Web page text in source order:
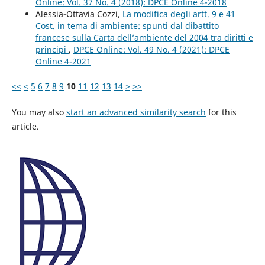
Alessia-Ottavia Cozzi, La modifica degli artt. 9 e 41
Cost. in tema di ambiente: spunti dal dibattito
francese sulla Carta dell’ambiente del 2004 tra diritti e
principi , DPCE Online: Vol. 49 No. 4 (2021): DPCE
Online 4-2021
<< < 5 6 7 8 9 10 11 12 13 14 > >>
You may also start an advanced similarity search for this
article.